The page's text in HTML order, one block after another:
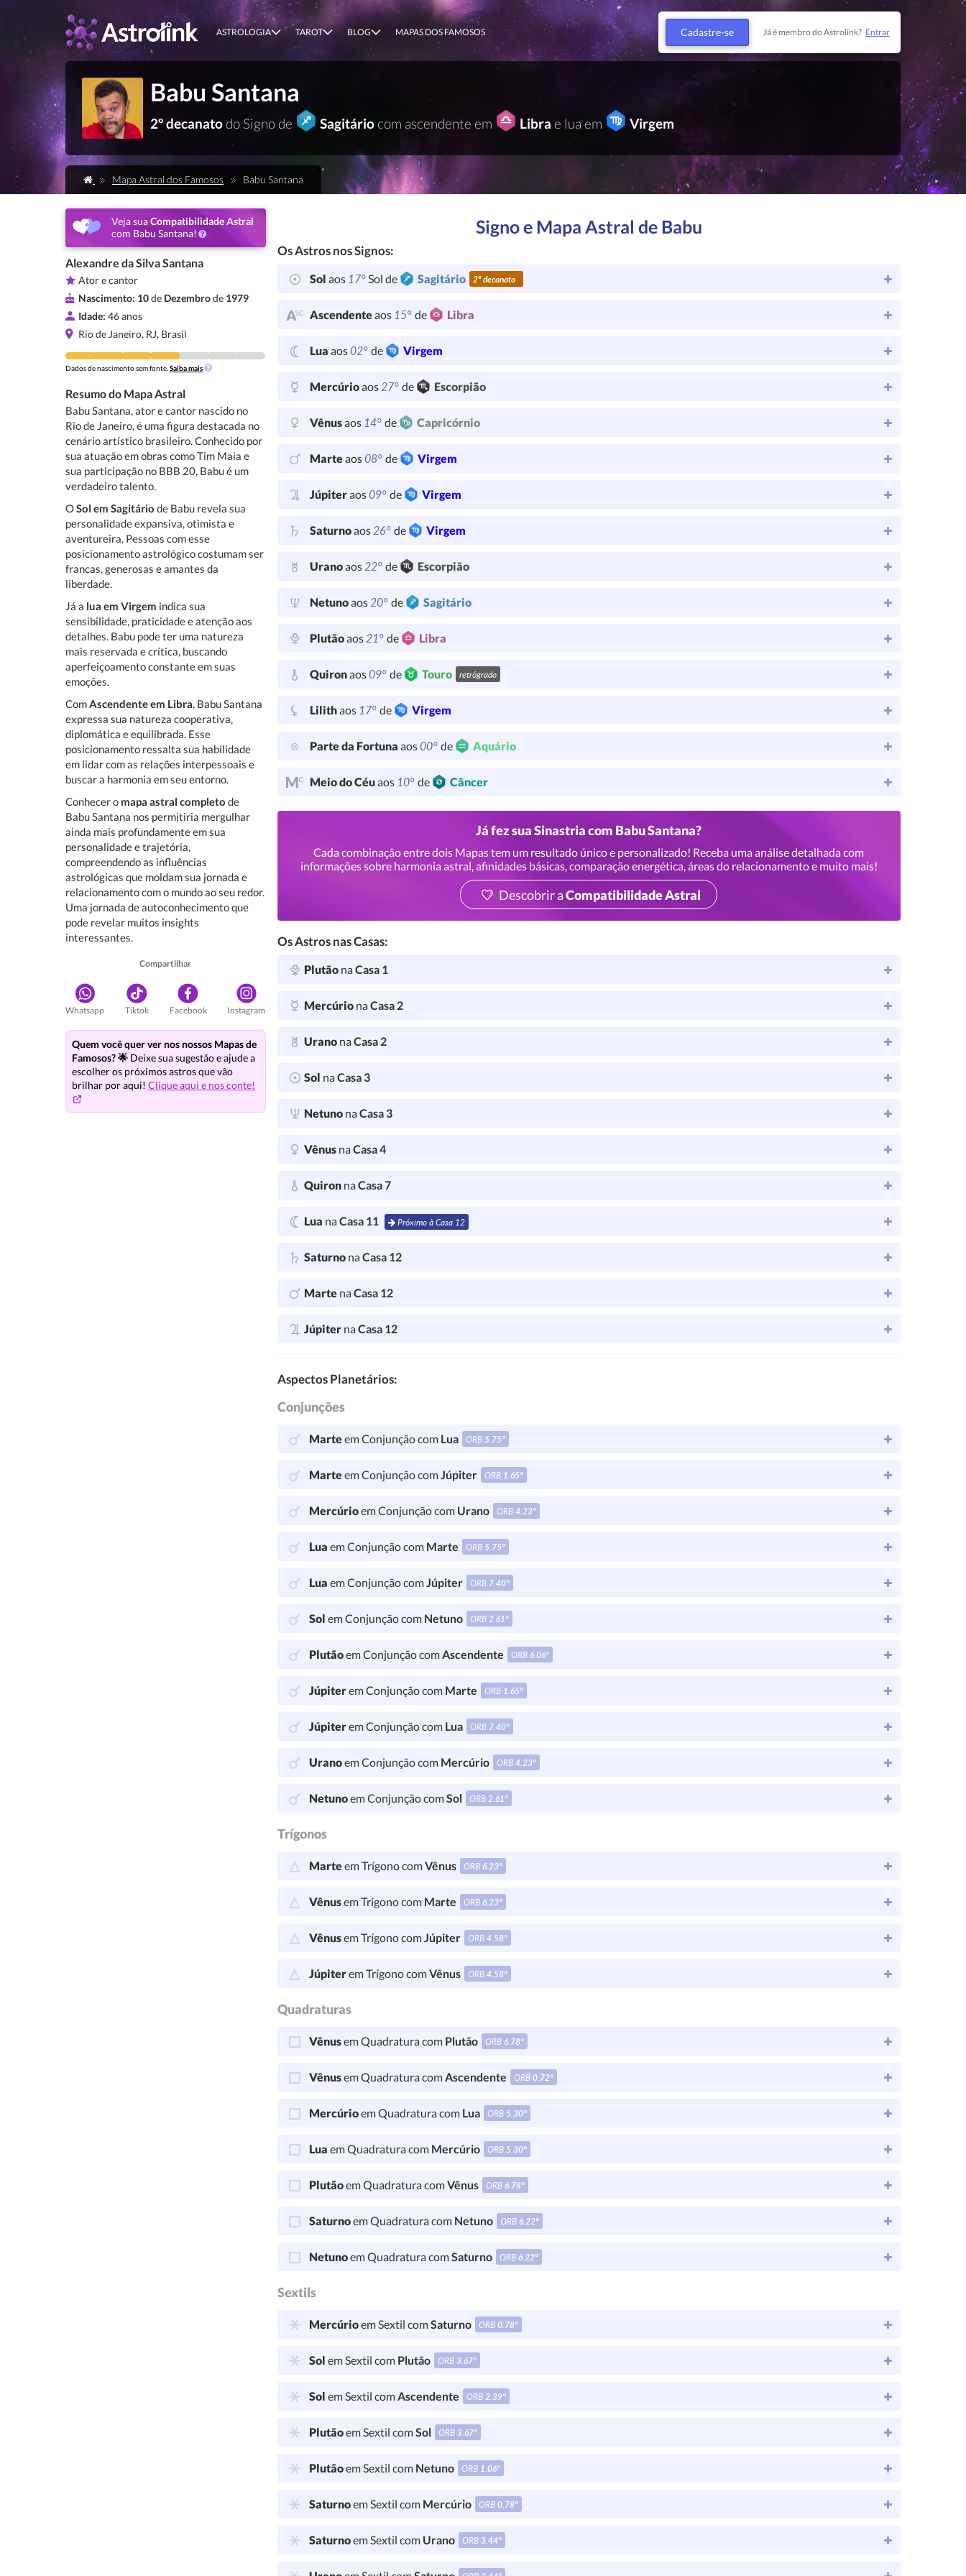
ASTROLOGIA TAROT BLOG MAPAS DOS FAMOSOS Cadastre-se Já é membro do Astrolink? Entrar
Babu Santana
2º decanatodo Signo de Sagitáriocom ascendente em Libra e lua em Virgem
Mapa Astral dos Famosos Babu Santana
Veja suaCompatibilidade Astral
com Babu Santana!
Alexandre da Silva Santana
Ator e cantor
Nascimento: 10de Dezembrode 1979
Idade: 46 anos
Rio de Janeiro, RJ, Brasil
Dados de nascimento sem fonte. Saiba mais
Resumo do Mapa Astral
Babu Santana, ator e cantor nascido no
Rio de Janeiro, é uma figura destacada no
cenário artístico brasileiro. Conhecido por
sua atuação em obras como Tim Maia e
sua participação no BBB 20, Babu é um
verdadeiro talento.
OSol em Sagitário de Babu revela sua
personalidade expansiva, otimista e
aventureira. Pessoas com esse
posicionamento astrológico costumam ser
francas, generosas e amantes da
liberdade.
Já a lua em Virgem indica sua
sensibilidade, praticidade e atenção aos
detalhes. Babu pode ter uma natureza
mais reservada e crítica, buscando
aperfeiçoamento constante em suas
emoções.
ComAscendente em Libra, Babu Santana
expressa sua natureza cooperativa,
diplomática e equilibrada. Esse
posicionamento ressalta sua habilidade
em lidar com as relações interpessoais e
buscar a harmonia em seu entorno.
Conhecer o mapa astral completo de
Babu Santana nos permitiria mergulhar
ainda mais profundamente em sua
personalidade e trajetória,
compreendendo as influências
astrológicas que moldam sua jornada e
relacionamento com o mundo ao seu redor.
Uma jornada de autoconhecimento que
pode revelar muitos insights
interessantes.
Compartilhar
Whatsapp Tiktok Facebook Instagram
Quem você quer ver nos nossos Mapas de
Famosos? 🌟 Deixe sua sugestão e ajude a
escolher os próximos astros que vão
brilhar por aqui! Clique aqui e nos conte!
Signo e Mapa Astral de Babu
Os Astros nos Signos:
Sol aos 17°Sol de Sagitário 2º decanato
Ascendenteaos 15° de Libra
Lua aos02° de Virgem
Mercúrioaos27° de Escorpião
Vênusaos 14° de Capricórnio
Marteaos08° de Virgem
Júpiteraos09° de Virgem
Saturnoaos26° de Virgem
Uranoaos22° de Escorpião
Netunoaos20° de Sagitário
Plutãoaos21° de Libra
Quironaos09° de Touro retrógrado
Lilithaos 17° de Virgem
Parte da Fortuna aos00° de Aquário
Meio do Céuaos 10° de Câncer
Já fez sua Sinastria com Babu Santana?
Cada combinação entre dois Mapas tem um resultado único e personalizado! Receba uma análise detalhada com
informações sobre harmonia astral, afinidades básicas, comparação energética, áreas do relacionamento e muito mais!
Descobrir aCompatibilidade Astral
Os Astros nas Casas:
Plutão naCasa 1
Mercúrio naCasa 2
Urano naCasa 2
Sol naCasa 3
Netuno naCasa 3
Vênus naCasa 4
Quiron naCasa 7
Lua naCasa 11 Próximo à Casa 12
Saturno naCasa 12
Marte naCasa 12
Júpiter naCasa 12
Aspectos Planetários:
Conjunções
Marteem Conjunção com Lua ORB 5.75°
Marteem Conjunção comJúpiter ORB 1.65°
Mercúrioem Conjunção com Urano ORB4.23°
Lua em Conjunção com Marte ORB 5.75°
Lua em Conjunção comJúpiter ORB 7.40°
Sol em Conjunção com Netuno ORB2.61°
Plutãoem Conjunção comAscendente ORB6.06°
Júpiterem Conjunção com Marte ORB 1.65°
Júpiterem Conjunção com Lua ORB 7.40°
Uranoem Conjunção com Mercúrio ORB4.23°
Netunoem Conjunção comSol ORB2.61°
Trígonos
Marteem Trígono comVênus ORB6.23°
Vênusem Trígono com Marte ORB6.23°
Vênusem Trígono comJúpiter ORB4.58°
Júpiterem Trígono comVênus ORB4.58°
Quadraturas
Vênusem Quadratura com Plutão ORB6.78°
Vênusem Quadratura comAscendente ORB0.72°
Mercúrioem Quadratura com Lua ORB 5.30°
Lua em Quadratura com Mercúrio ORB 5.30°
Plutãoem Quadratura comVênus ORB6.78°
Saturnoem Quadratura com Netuno ORB6.22°
Netunoem Quadratura comSaturno ORB6.22°
Sextils
Mercúrioem Sextil comSaturno ORB0.78°
Sol em Sextil com Plutão ORB3.67°
Sol em Sextil comAscendente ORB2.39°
Plutãoem Sextil comSol ORB3.67°
Plutãoem Sextil com Netuno ORB 1.06°
Saturnoem Sextil com Mercúrio ORB0.78°
Saturnoem Sextil com Urano ORB3.44°